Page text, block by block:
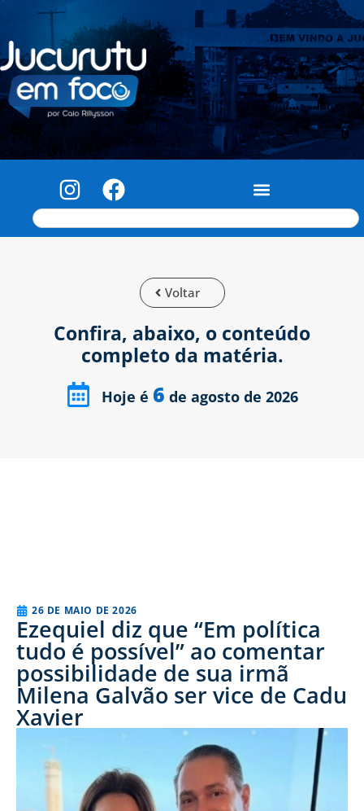
Voltar
Confira, abaixo, o conteúdo
completo da matéria.
Hoje é 6 de agosto de 2026
26 DE MAIO DE 2026
Ezequiel diz que “Em política
tudo é possível” ao comentar
possibilidade de sua irmã
Milena Galvão ser vice de Cadu
Xavier